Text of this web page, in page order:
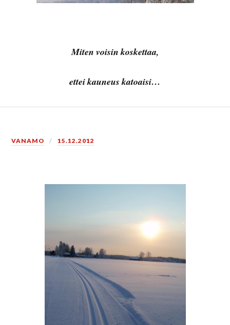
Miten voisin koskettaa,
ettei kauneus katoaisi…
VANAMO 15.12.2012